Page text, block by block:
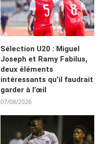
Sélection U20 : Miguel
Joseph et Ramy Fabilus,
deux éléments
intéressants qu’il faudrait
garder à l’œil
07/08/2026